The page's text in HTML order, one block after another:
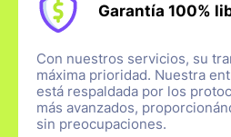
Garantía 100%
Con nuestros servicios, su
máxima prioridad. Nuestra
está respaldada por los
más avanzados,
sin preocupaciones.